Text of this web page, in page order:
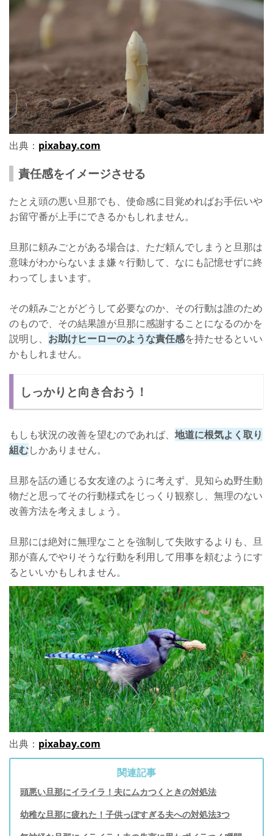
出典： pixabay.com
責任感をイメージさせる
たとえ頭の悪い旦那でも、使命感に目覚めればお手伝いや
お留守番が上手にできるかもしれません。
旦那に頼みごとがある場合は、ただ頼んでしまうと旦那は
意味がわからないまま嫌々行動して、なにも記憶せずに終
わってしまいます。
その頼みごとがどうして必要なのか、その行動は誰のため
のもので、その結果誰が旦那に感謝することになるのかを
説明し、 お助けヒーローのような責任感を持たせるといい
かもしれません。
しっかりと向き合おう！
もしも状況の改善を望むのであれば、 地道に根気よく取り
組むしかありません。
旦那を話の通じる女友達のように考えず、見知らぬ野生動
物だと思ってその行動様式をじっくり観察し、無理のない
改善方法を考えましょう。
旦那には絶対に無理なことを強制して失敗するよりも、旦
那が喜んでやりそうな行動を利用して用事を頼むようにす
るといいかもしれません。
出典： pixabay.com
関連記事
頭悪い旦那にイライラ！夫にムカつくときの対処法
幼稚な旦那に疲れた！子供っぽすぎる夫への対処法3つ